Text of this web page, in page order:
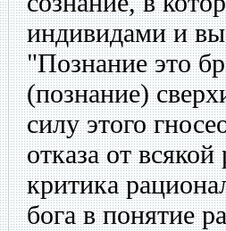
индивидами и
"Познание это
(познание)
силу этого
отказа от
критика
бога в понятие